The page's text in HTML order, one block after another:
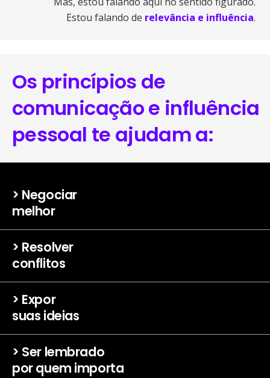
Estou falando de relevância e influência.
Os princípios de
comunicação e influência
pessoal te ajudam a:
> Negociar
melhor
> Resolver
conflitos
> Expor
suas ideias
> Ser lembrado
por quem importa